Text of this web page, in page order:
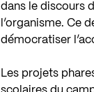
dans le discours
l’organisme. Ce
démocratiser
Les projets